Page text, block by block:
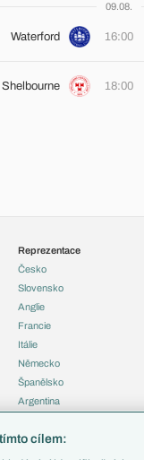
09.08.
Waterford 16:00
Shelbourne 18:00
Reprezentace
Česko
Slovensko
Anglie
Francie
Itálie
Německo
Španělsko
Argentina
cílem: